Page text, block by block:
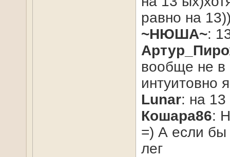
равно на
~НЮША~:
вообще не в
интуитовно
Lunar: на 13
Кошара86:
=) А если бы
лег